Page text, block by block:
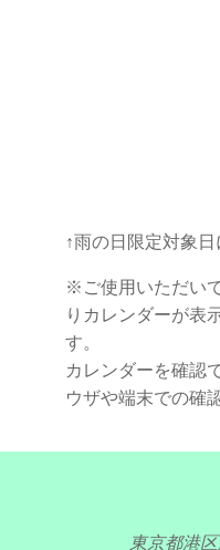
↑雨の日限定対象
※ご使用いただい
りカレンダーが表
す。
カレンダーを確認
ウザや端末での確
東京都港